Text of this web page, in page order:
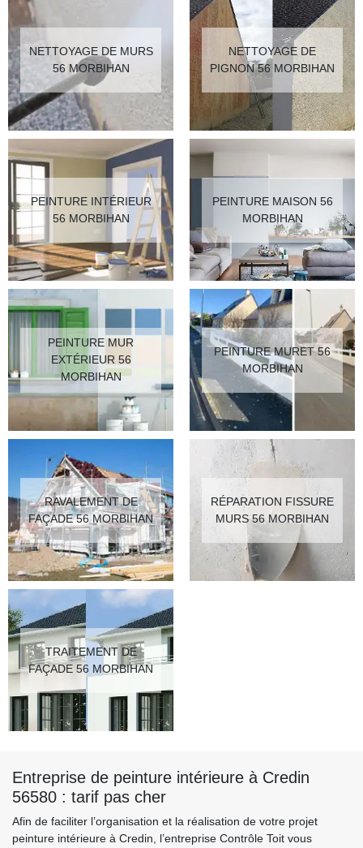
NETTOYAGE DE MURS
56 MORBIHAN
NETTOYAGE DE
PIGNON 56 MORBIHAN
PEINTURE INTÉRIEUR
56 MORBIHAN
PEINTURE MAISON 56
MORBIHAN
PEINTURE MUR
EXTÉRIEUR 56
MORBIHAN
PEINTURE MURET 56
MORBIHAN
RAVALEMENT DE
FAÇADE 56 MORBIHAN
RÉPARATION FISSURE
MURS 56 MORBIHAN
TRAITEMENT DE
FAÇADE 56 MORBIHAN
Entreprise de peinture intérieure à Credin
56580 : tarif pas cher
Afin de faciliter l’organisation et la réalisation de votre projet
peinture intérieure à Credin, l’entreprise Contrôle Toit vous